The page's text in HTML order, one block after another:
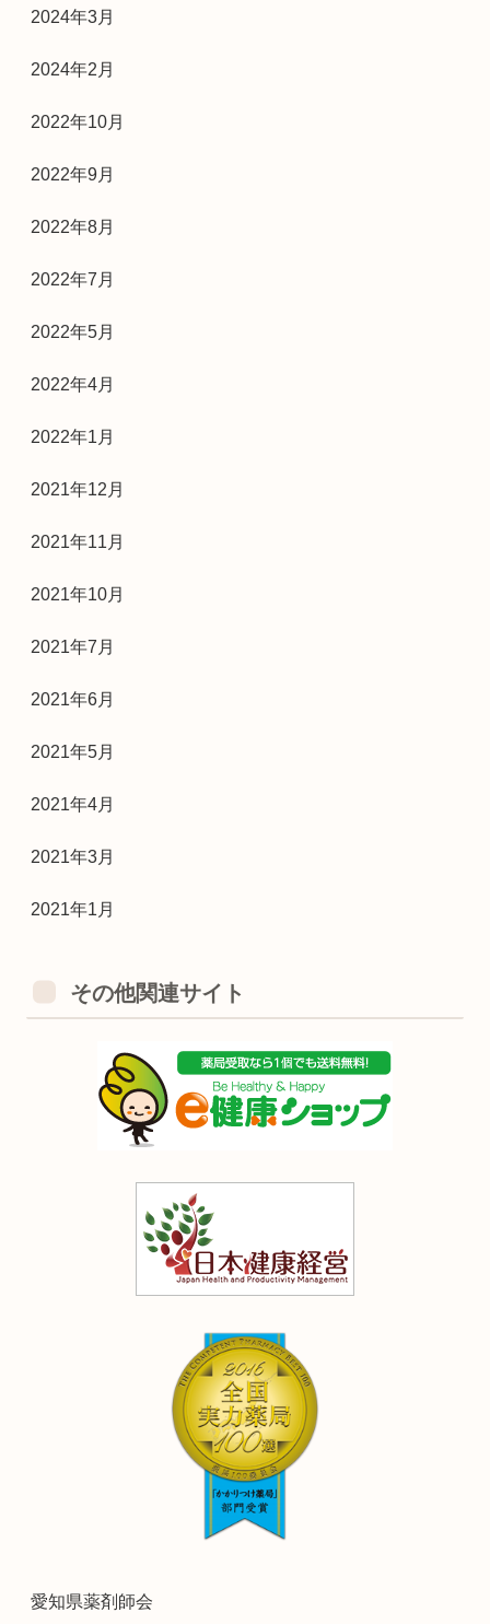
2024年3月
2024年2月
2022年10月
2022年9月
2022年8月
2022年7月
2022年5月
2022年4月
2022年1月
2021年12月
2021年11月
2021年10月
2021年7月
2021年6月
2021年5月
2021年4月
2021年3月
2021年1月
その他関連サイト
愛知県薬剤師会